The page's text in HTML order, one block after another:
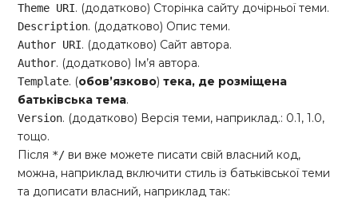
Theme URI. (додатково) Сторінка сайту дочірньої теми.
Description. (додатково) Опис теми.
Author URI. (додатково) Сайт автора.
Author. (додатково) Ім’я автора.
Template. (обов’язково) тека, де розміщена
батьківська тема.
Version. (додатково) Версія теми, наприклад.: 0.1, 1.0,
тощо.
Після */ ви вже можете писати свій власний код,
можна, наприклад включити стиль із батьківської теми
та дописати власний, наприклад так: